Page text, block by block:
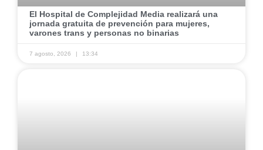
El Hospital de Complejidad Media realizará una
jornada gratuita de prevención para mujeres,
varones trans y personas no binarias
7 agosto, 2026 13:34